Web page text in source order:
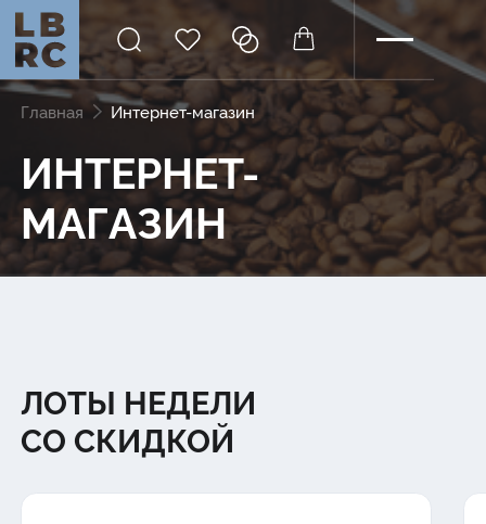
Главная Интернет-магазин
ИНТЕРНЕТ-
МАГАЗИН
ЛОТЫ НЕДЕЛИ
СО СКИДКОЙ